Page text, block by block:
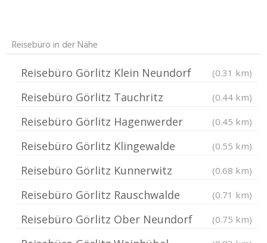
Reisebüro in der Nähe
Reisebüro Görlitz Klein Neundorf (0.31 km)
Reisebüro Görlitz Tauchritz (0.44 km)
Reisebüro Görlitz Hagenwerder (0.45 km)
Reisebüro Görlitz Klingewalde (0.55 km)
Reisebüro Görlitz Kunnerwitz (0.68 km)
Reisebüro Görlitz Rauschwalde (0.71 km)
Reisebüro Görlitz Ober Neundorf (0.75 km)